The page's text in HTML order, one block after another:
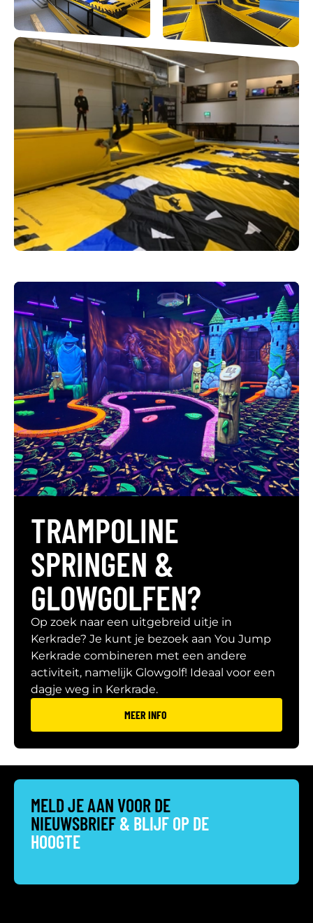
TRAMPOLINE
SPRINGEN &
GLOWGOLFEN?
Op zoek naar een uitgebreid uitje in
Kerkrade? Je kunt je bezoek aan You Jump
Kerkrade combineren met een andere
activiteit, namelijk Glowgolf! Ideaal voor een
dagje weg in Kerkrade.
MEER INFO
MELD JE AAN VOOR DE
NIEUWSBRIEF& BLIJF OP DE
HOOGTE